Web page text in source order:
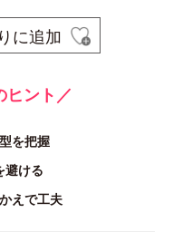
に追加
ヒント／
を把握
避ける
えで工夫